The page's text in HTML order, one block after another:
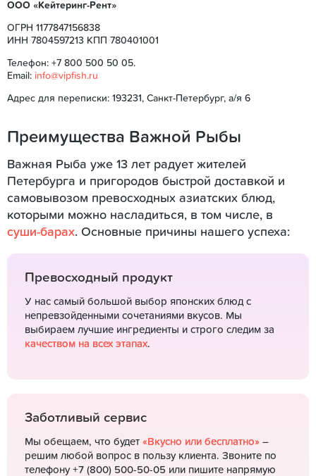
ООО «Кейтеринг-Рент»
ОГРН 1177847156838
ИНН 7804597213 КПП 780401001
Телефон: +7 800 500 50 05.
Email: info@vipfish.ru
Адрес для переписки: 193231, Санкт-Петербург, а/я 6
Преимущества Важной Рыбы
Важная Рыба уже 13 лет радует жителей
Петербурга и пригородов быстрой доставкой и
самовывозом превосходных азиатских блюд,
которыми можно насладиться, в том числе, в
суши-барах. Основные причины нашего успеха:
Превосходный продукт
У нас самый большой выбор японских блюд с
непревзойденными сочетаниями вкусов. Мы
выбираем лучшие ингредиенты и строго следим за
качеством на всех этапах.
Заботливый сервис
Мы обещаем, что будет «Вкусно или бесплатно» –
решим любой вопрос в пользу клиента. Звоните по
телефону +7 (800) 500-50-05 или пишите напрямую